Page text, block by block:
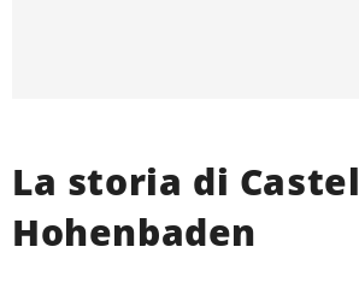
La storia di Castel
Hohenbaden